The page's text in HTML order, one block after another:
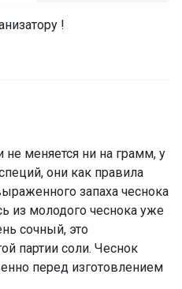
!
меняется ни на грамм, у
они как правила
запаха чеснока
из молодого чеснока уже
сочный, это
партии соли. Чеснок
перед изготовлением